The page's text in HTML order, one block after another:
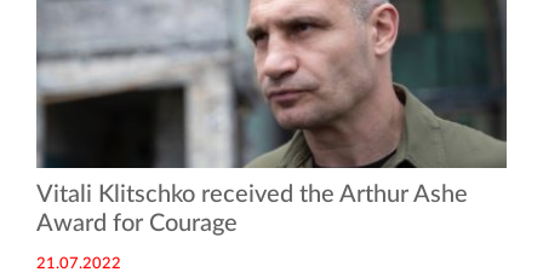
Vitali Klitschko received the Arthur Ashe
Award for Courage
21.07.2022